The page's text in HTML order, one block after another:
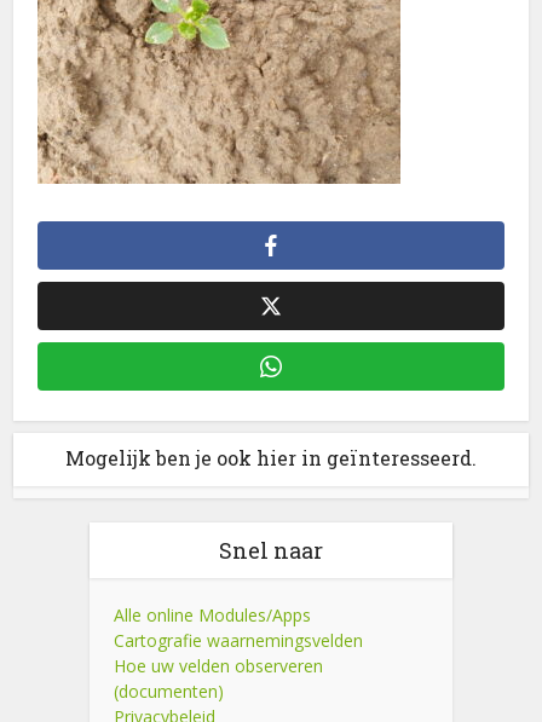
Mogelijk ben je ook hier in geïnteresseerd.
Snel naar
Alle online Modules/Apps
Cartografie waarnemingsvelden
Hoe uw velden observeren
(documenten)
Privacybeleid